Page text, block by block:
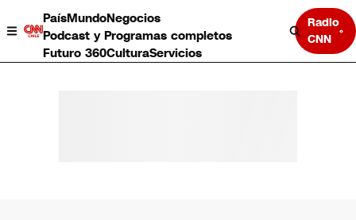
PaísMundoNegocios
Podcast y Programas completos
Futuro 360CulturaServicios
Radio
CNN